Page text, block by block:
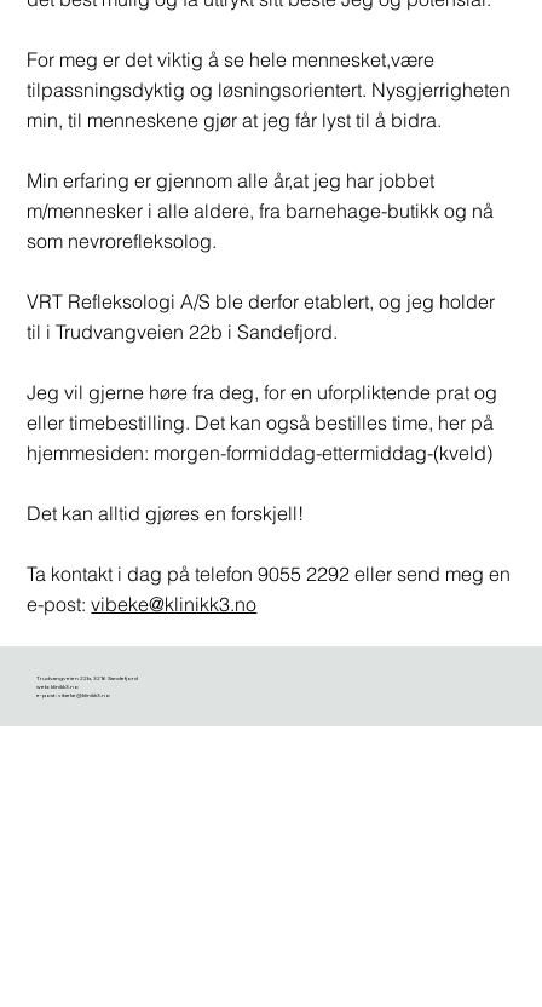
For meg er det viktig å se hele mennesket,være
tilpassningsdyktig og løsningsorientert. Nysgjerrigheten
min, til menneskene gjør at jeg får lyst til å bidra.
Min erfaring er gjennom alle år,at jeg har jobbet
m/mennesker i alle aldere, fra barnehage-butikk og nå
som nevrorefleksolog.
VRT Refleksologi A/S ble derfor etablert, og jeg holder
til i Trudvangveien 22b i Sandefjord.
Jeg vil gjerne høre fra deg, for en uforpliktende prat og
eller timebestilling. Det kan også bestilles time, her på
hjemmesiden: morgen-formiddag-ettermiddag-(kveld)
Det kan alltid gjøres en forskjell!
Ta kontakt i dag på telefon 9055 2292 eller send meg en
e-post:vibeke@klinikk3.no
Trudvangveien 22b, 3216 Sandefjord
web: klinikk3.no
e-post:vibeke@klinikk3.no